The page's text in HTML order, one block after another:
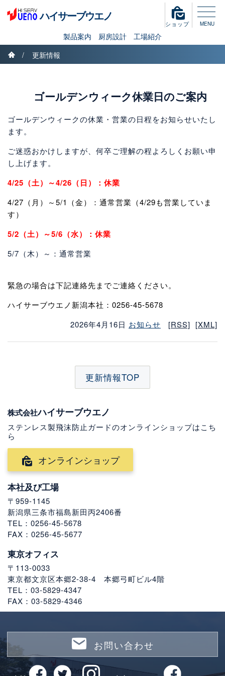
の
ハイサーブウエノ
製品案内 厨房設計 工場紹介
ショップ
現
置
:
更新情報
ゴールデンウィーク休業日のご案内
ゴールデンウィークの休業・営業の日程をお知らせいたし
ます。
ご迷惑おかけしますが、何卒ご理解の程よろしくお願い申
し上げます。
4/25（土）～4/26（日）：休業
4/27（月）～5/1（金）：通常営業（4/29も営業していま
す）
5/2（土）～5/6（水）：休業
5/7（木）～：通常営業
緊急の場合は下記連絡先までご連絡ください。
ハイサーブウエノ新潟本社：0256-45-5678
2026年4月16日 お知らせ [RSS] [XML]
更新情報TOP
株式会社ハイサーブウエノ
ステンレス製飛沫防止ガードのオンラインショップはこち
ら
オンラインショップ
本社及び工場
〒959-1145
新潟県三条市福島新田丙2406番
TEL：0256-45-5678
FAX：0256-45-5677
東京オフィス
〒113-0033
東京都文京区本郷2-38-4 本郷弓町ビル4階
TEL：03-5829-4347
FAX：03-5829-4346
お問い合わせ
MENU
ホーム
製品案内Top
板金製作
OEM
PB
飛沫防止ガード
厨房設計
会社案内
採用情報
オンラインショップ
本社facebook